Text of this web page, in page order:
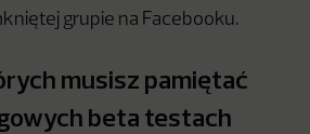
grupie na Facebooku.
musisz pamiętać
beta testach